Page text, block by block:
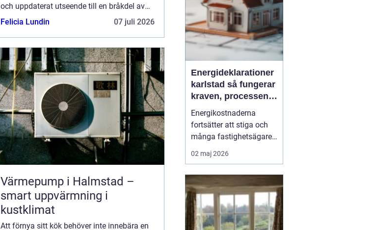
och uppdaterat utseende till en bråkdel av
kostnaden för nya luckor. I St...
Felicia Lundin 07 juli 2026
Värmepump i Halmstad –
smart uppvärmning i
kustklimat
Att förnya sitt kök behöver inte innebära en
Energideklarationer
karlstad så fungerar
kraven, processen
och nyttan
Energikostnaderna
fortsätter att stiga och
många fastighetsägare i
Karlstad funderar på hur
de kan minska sina
på komforten. Här blir
energidekla...
02 maj 2026